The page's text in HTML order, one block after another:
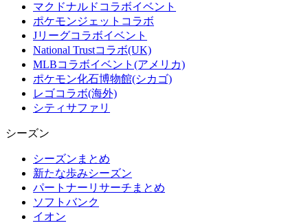
マクドナルドコラボイベント
ポケモンジェットコラボ
Jリーグコラボイベント
National Trustコラボ(UK)
MLBコラボイベント(アメリカ)
ポケモン化石博物館(シカゴ)
レゴコラボ(海外)
シティサファリ
シーズン
シーズンまとめ
新たな歩みシーズン
パートナーリサーチまとめ
ソフトバンク
イオン